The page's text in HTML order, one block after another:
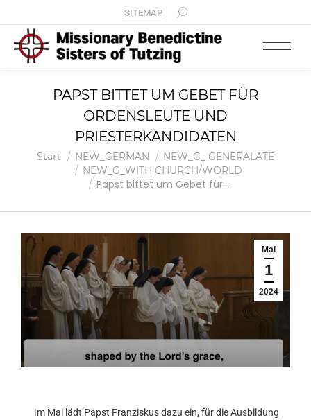
SITEMAP
PAPST BITTET UM GEBET FÜR
ORDENSLEUTE UND
PRIESTERKANDIDATEN
Sie befinden sich hier:
Start NEW_GERMAN
NEW_G_ GENERALATE
NEW_G_WITH CHURCH/WORLD
Papst bittet um Gebet für…
Mai
1
2024
Im Mai lädt Papst Franziskus dazu ein, für die Ausbildung